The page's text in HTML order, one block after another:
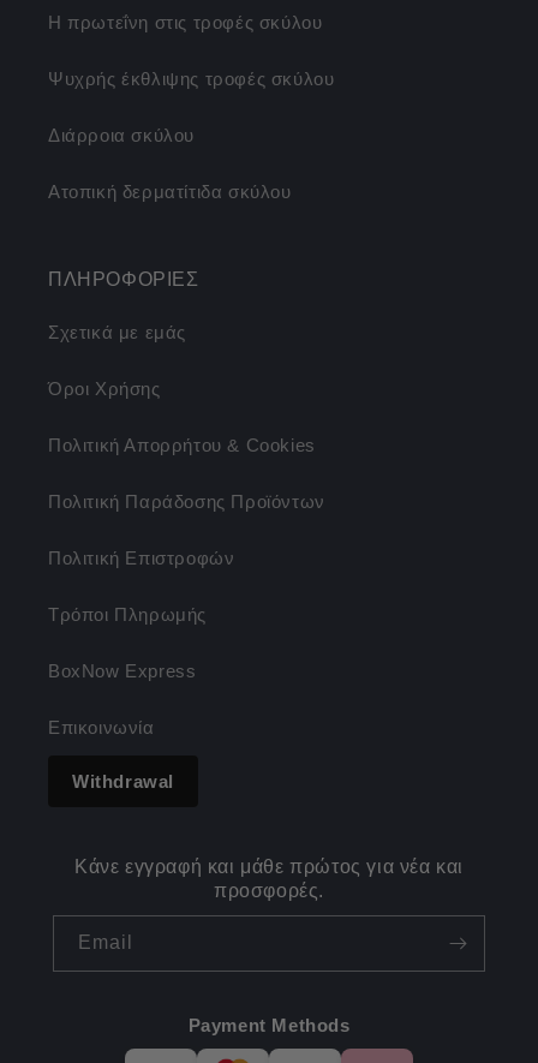
Η πρωτεΐνη στις τροφές σκύλου
Ψυχρής έκθλιψης τροφές σκύλου
Διάρροια σκύλου
Ατοπική δερματίτιδα σκύλου
ΠΛΗΡΟΦΟΡΙΕΣ
Σχετικά με εμάς
Όροι Χρήσης
Πολιτική Απορρήτου & Cookies
Πολιτική Παράδοσης Προϊόντων
Πολιτική Επιστροφών
Τρόποι Πληρωμής
BoxNow Express
Επικοινωνία
Withdrawal
Κάνε εγγραφή και μάθε πρώτος για νέα και
προσφορές.
Email
Payment Methods